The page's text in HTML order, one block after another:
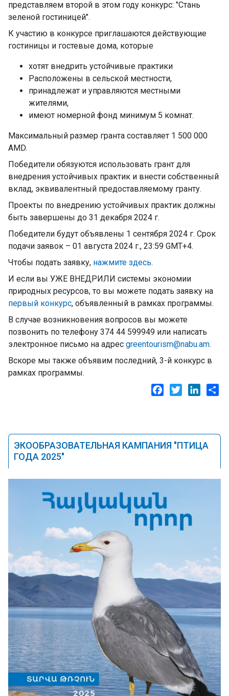
представляем второй в этом году конкурс: "Стань
зеленой гостиницей".
К участию в конкурсе приглашаются действующие
гостиницы и гостевые дома, которые
хотят внедрить устойчивые практики
Расположены в сельской местности,
принадлежат и управляются местными
жителями,
имеют номерной фонд минимум 5 комнат.
Максимальный размер гранта составляет 1 500 000
AMD.
Победители обязуются использовать грант для
внедрения устойчивых практик и внести собственный
вклад, эквивалентный предоставляемому гранту.
Проекты по внедрению устойчивых практик должны
быть завершены до 31 декабря 2024 г.
Победители будут объявлены 1 сентября 2024 г. Срок
подачи заявок – 01 августа 2024 г., 23:59 GMT+4.
Чтобы подать заявку, нажмите здесь.
И если вы УЖЕ ВНЕДРИЛИ системы экономии
природных ресурсов, то вы можете подать заявку на
первый конкурс, объявленный в рамках программы.
В случае возникновения вопросов вы можете
позвонить по телефону 374 44 599949 или написать
электронное письмо на адрес greentourism@nabu.am.
Вскоре мы также объявим последний, 3-й конкурс в
рамках программы.
Facebook
Twitter
ЭКООБРАЗОВАТЕЛЬНАЯ КАМПАНИЯ "ПТИЦА
ГОДА 2025"